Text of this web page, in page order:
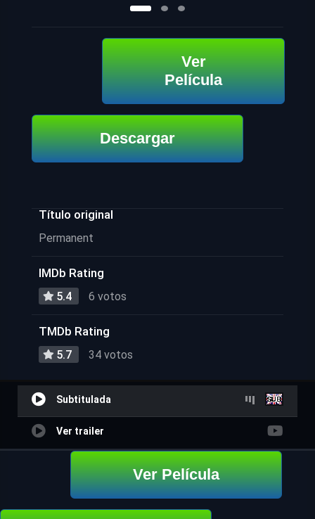
Ver
Película
Descargar
Título original
Permanent
IMDb Rating
5.4 6 votos
TMDb Rating
5.7 34 votos
Subtitulada
Ver trailer
Ver Película